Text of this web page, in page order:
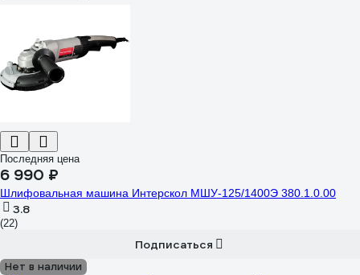
Последняя цена
6 990 ₽
Шлифовальная машина Интерскол МШУ-125/1400Э 380.1.0.00
3.8
(22)
Подписаться
Нет в наличии